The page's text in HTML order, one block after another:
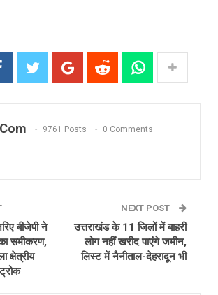
9761 Posts 0 Comments
बीजेपी ने
समीकरण,
क्षेत्रीय
NEXT POST
उत्तराखंड के 11 जिलों में बाहरी
लोग नहीं खरीद पाएंगे जमीन,
लिस्ट में नैनीताल-देहरादून भी